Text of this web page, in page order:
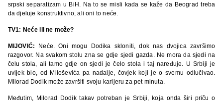
srpski separatizam u BiH. Na to se misli kada se kaže da Beograd treba
da djeluje konstruktivno, ali oni to neće.
TV1: Neće ili ne može?
MIJOVIĆ: Neće. Oni mogu Dodika skloniti, dok nas dvojica završimo
razgovor. Na svakom stolu zna se gdje sjedi gazda. Ne mora da sjedi na
čelu stola, ali tamo gdje on sjedi je čelo stola i taj naređuje. U Srbiji je
uvijek bio, od Miloševića pa nadalje, čovjek koji je o svemu odlučivao.
Milorad Dodik može završiti svoju karijeru za pet minuta.
Međutim, Milorad Dodik takav potreban je Srbiji, koja onda širi priču o